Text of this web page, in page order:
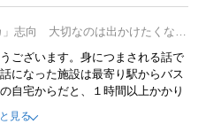
あたり、社内に懸念もあったそう
ンバーの高級外車が停まっている
ると確信したそうです。今回の記
」志向 大切なのは出かけたくなる
ございます。身につまされる話で
になった施設は最寄り駅からバス
自宅からだと、１時間以上かかり
理由で、その施設を選択したので
ででした。シニアの住まい選び
見る